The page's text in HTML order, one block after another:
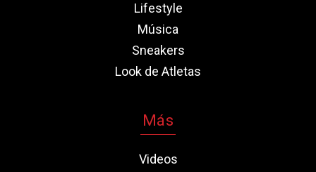
Lifestyle
Música
Sneakers
Look de Atletas
Más
Videos